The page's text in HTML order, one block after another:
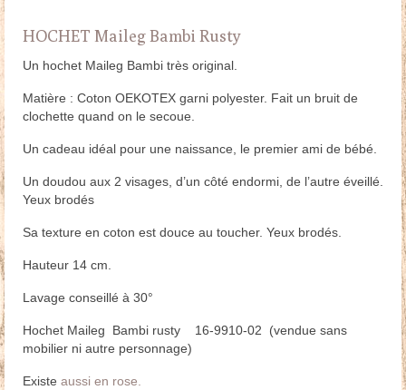
HOCHET Maileg Bambi Rusty
Un hochet Maileg Bambi très original.
Matière : Coton OEKOTEX garni polyester. Fait un bruit de
clochette quand on le secoue.
Un cadeau idéal pour une naissance, le premier ami de bébé.
Un doudou aux 2 visages, d’un côté endormi, de l’autre éveillé.
Yeux brodés
Sa texture en coton est douce au toucher. Yeux brodés.
Hauteur 14 cm.
Lavage conseillé à 30°
Hochet Maileg Bambi rusty 16-9910-02 (vendue sans
mobilier ni autre personnage)
Existe aussi en rose.